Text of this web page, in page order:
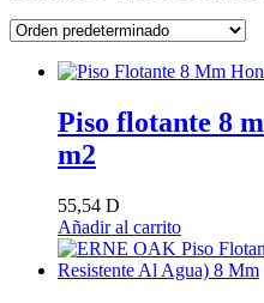
Piso flotante 8
m2
55,54 D
Añadir al carrito